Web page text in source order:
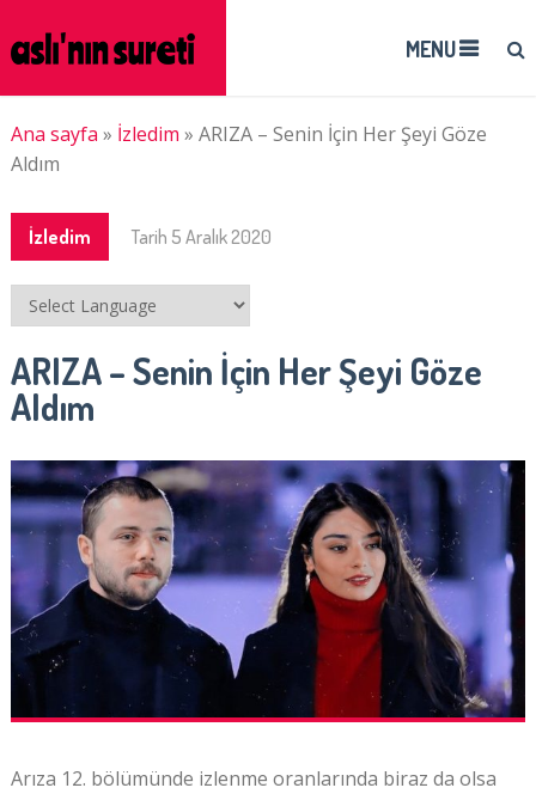
MENU
Ana sayfa » İzledim » ARIZA – Senin İçin Her Şeyi Göze
Aldım
İzledim Tarih 5 Aralık 2020
ARIZA – Senin İçin Her Şeyi Göze
Aldım
Arıza 12. bölümünde izlenme oranlarında biraz da olsa